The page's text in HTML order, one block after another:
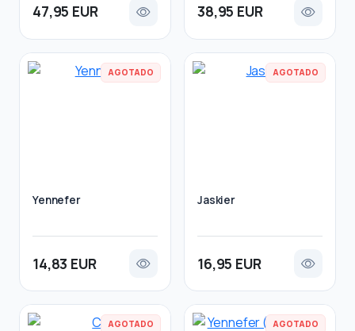
47,95 EUR 38,95 EUR
AGOTADO
Yennefer
14,83 EUR
AGOTADO
Jaskier
16,95 EUR
AGOTADO AGOTADO